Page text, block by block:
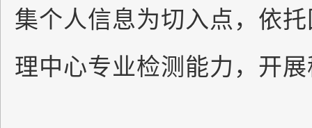
集个人信息为切入点，依
理中心专业检测能力，开